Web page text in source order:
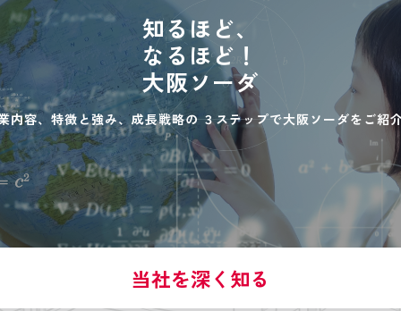
知るほど、
なるほど！
大阪ソーダ
内容、特徴と強み、成長戦略の３ステップで大阪ソーダをご紹
当社を深く知る